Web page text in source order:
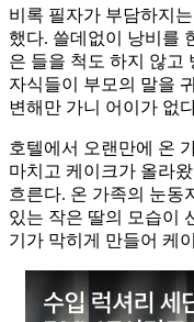
비록 필자가 부담하지
했다. 쓸데없이 낭비를
은 들을 척도 하지 않고
자식들이 부모의 말을
변해만 가니 어이가 없
호텔에서 오랜만에 온
마치고 케이크가 올라
흐른다. 온 가족의 눈동
있는 작은 딸의 모습이
기가 막히게 만들어 케